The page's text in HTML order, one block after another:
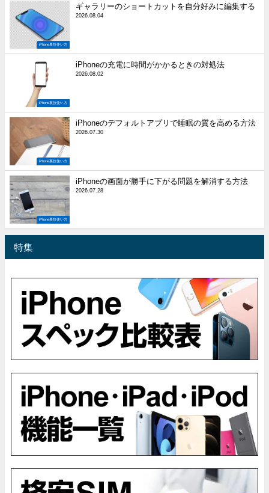
iPhone裏技使い方
ギャラリーのショートカットを自分好みに編集する
2026.08.04
iPhone裏技使い方
iPhoneの充電に時間がかかるときの対処法
2026.08.02
iPhone裏技使い方
iPhoneのデフォルトアプリで睡眠の質を高める方法
2026.07.30
iPhone裏技使い方
iPhoneの画面が勝手に下がる問題を解消する方法
2026.07.28
特集